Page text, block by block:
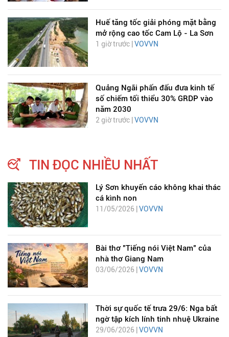
Huế tăng tốc giải phóng mặt bằng
mở rộng cao tốc Cam Lộ - La Sơn
1 giờ trước | VOVVN
Quảng Ngãi phấn đấu đưa kinh tế
số chiếm tối thiểu 30% GRDP vào
năm 2030
2 giờ trước | VOVVN
TIN ĐỌC NHIỀU NHẤT
Lý Sơn khuyến cáo không khai thác
cá kình non
11/05/2026 | VOVVN
Bài thơ "Tiếng nói Việt Nam" của
nhà thơ Giang Nam
03/06/2026 | VOVVN
Thời sự quốc tế trưa 29/6: Nga bất
ngờ tập kích lính tinh nhuệ Ukraine
29/06/2026 | VOVVN